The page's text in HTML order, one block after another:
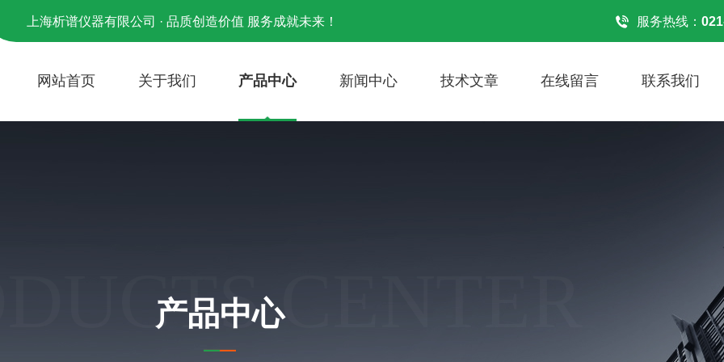
上海析谱仪器有限公司 · 品质创造价值 服务成就未来！ 服务热线：
网站首页 关于我们 产品中心 新闻中心 技术文章 在线留言 联系我们
CENTER
产品中心